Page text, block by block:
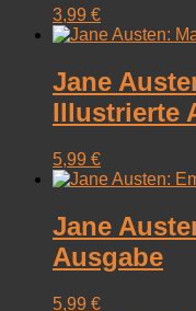
3,99 €
Jane
Illustrierte
5,99 €
Jane
Ausgabe
5,99 €